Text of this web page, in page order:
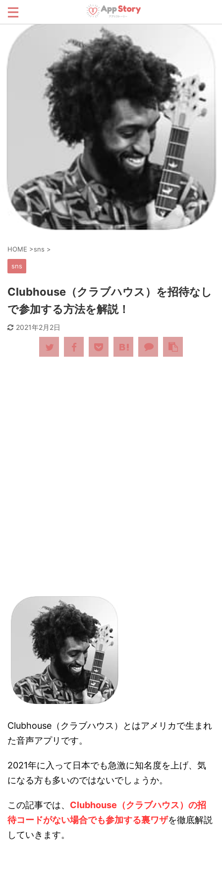
HOME >sns >
sns
Clubhouse（クラブハウス）を招待なし
で参加する方法を解説！
2021年2月2日
Clubhouse（クラブハウス）とはアメリカで生まれ
た音声アプリです。
2021年に入って日本でも急激に知名度を上げ、気
になる方も多いのではないでしょうか。
この記事では、 Clubhouse（クラブハウス）の招
待コードがない場合でも参加する裏ワザを徹底解説
していきます。